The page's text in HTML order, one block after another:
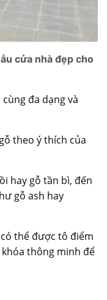
cửa nhà đẹp cho
cùng đa dạng và
theo ý thích của
hay gỗ tần bì, đến
gỗ ash hay
thể được tô điểm
thông minh để